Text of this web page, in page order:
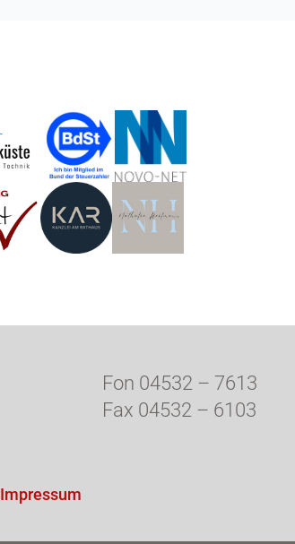
Fon 04532 – 7613
Fax 04532 – 6103
Impressum